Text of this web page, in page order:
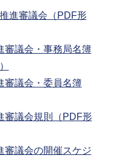
進審議会（PDF形
審議会・事務局名簿
審議会・委員名簿
審議会規則（PDF形
審議会の開催スケジ